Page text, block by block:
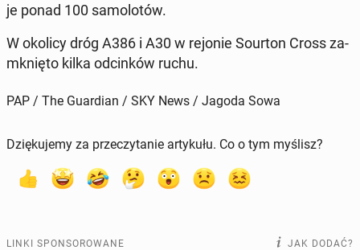
je ponad 100 sa­mo­lo­tów.
W okolicy dróg A386 i A30 w rejonie Sourton Cross za­
mknię­to kilka od­cin­ków ruchu.
PAP / The Guardian / SKY News / Jagoda Sowa
Dziękujemy za przeczytanie artykułu. Co o tym myślisz?
LINKI SPONSOROWANE JAK DODAĆ?